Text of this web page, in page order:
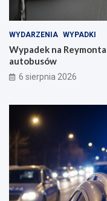
WYDARZENIA WYPADKI
Wypadek na
autobusów
6 sierpnia 2026